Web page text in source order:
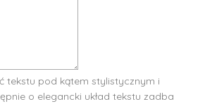
tekstu pod kątem stylistycznym i
o elegancki układ tekstu zadba